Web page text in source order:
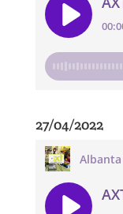
27/04/2022